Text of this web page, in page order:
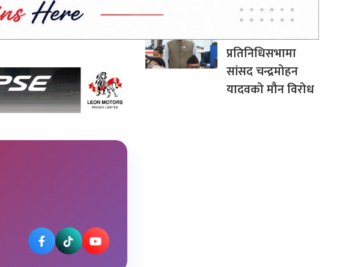
ढल्केवरमै ट्रमा
सेन्टरको माग :
प्रतिनिधिसभामा
सांसद चन्द्रमोहन
यादवको मौन विरोध